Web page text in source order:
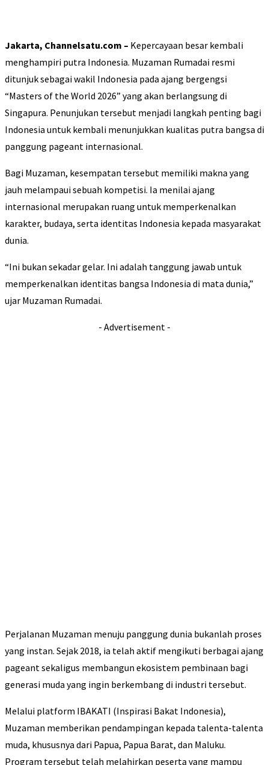
Jakarta, Channelsatu.com – Kepercayaan besar kembali
menghampiri putra Indonesia. Muzaman Rumadai resmi
ditunjuk sebagai wakil Indonesia pada ajang bergengsi
“Masters of the World 2026” yang akan berlangsung di
Singapura. Penunjukan tersebut menjadi langkah penting bagi
Indonesia untuk kembali menunjukkan kualitas putra bangsa di
panggung pageant internasional.
Bagi Muzaman, kesempatan tersebut memiliki makna yang
jauh melampaui sebuah kompetisi. Ia menilai ajang
internasional merupakan ruang untuk memperkenalkan
karakter, budaya, serta identitas Indonesia kepada masyarakat
dunia.
“Ini bukan sekadar gelar. Ini adalah tanggung jawab untuk
memperkenalkan identitas bangsa Indonesia di mata dunia,”
ujar Muzaman Rumadai.
- Advertisement -
Perjalanan Muzaman menuju panggung dunia bukanlah proses
yang instan. Sejak 2018, ia telah aktif mengikuti berbagai ajang
pageant sekaligus membangun ekosistem pembinaan bagi
generasi muda yang ingin berkembang di industri tersebut.
Melalui platform IBAKATI (Inspirasi Bakat Indonesia),
Muzaman memberikan pendampingan kepada talenta-talenta
muda, khususnya dari Papua, Papua Barat, dan Maluku.
Program tersebut telah melahirkan peserta yang mampu